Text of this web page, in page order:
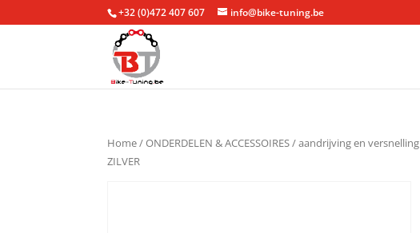
+32 (0)472 407 607 info@bike-tuning.be
Home/ONDERDELEN & ACCESSOIRES/aandrijving en versnelling
ZILVER